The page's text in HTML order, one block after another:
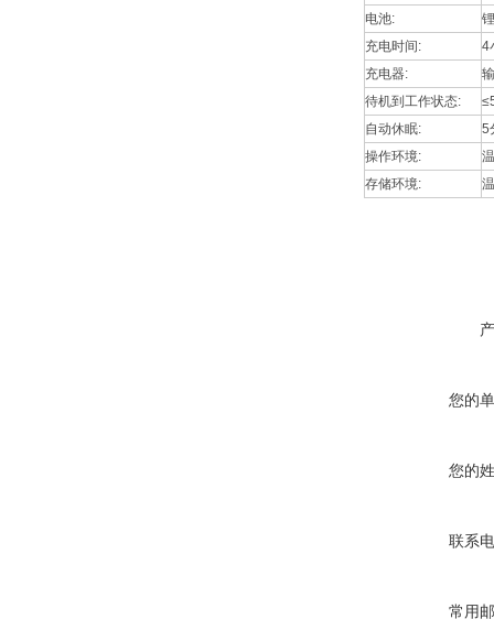
电池:
充电时间:
4
充电器:
待机到工作状态:
自动休眠:
5
操作环境:
存储环境:
您的
您的
联系
常用